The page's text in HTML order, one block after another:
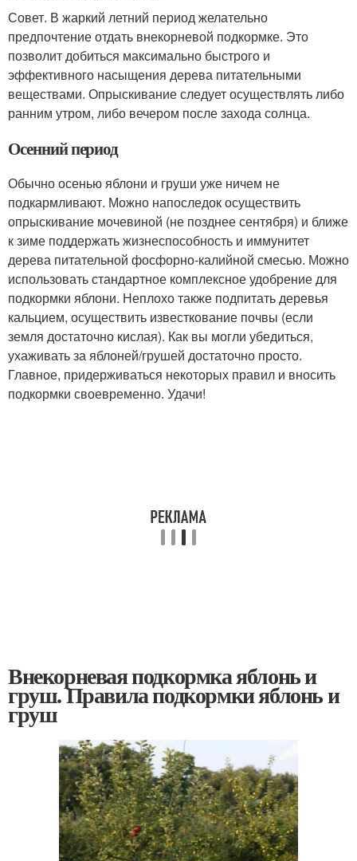
Совет. В жаркий летний период желательно
предпочтение отдать внекорневой подкормке. Это
позволит добиться максимально быстрого и
эффективного насыщения дерева питательными
веществами. Опрыскивание следует осуществлять либо
ранним утром, либо вечером после захода солнца.
Осенний период
Обычно осенью яблони и груши уже ничем не
подкармливают. Можно напоследок осуществить
опрыскивание мочевиной (не позднее сентября) и ближе
к зиме поддержать жизнеспособность и иммунитет
дерева питательной фосфорно-калийной смесью. Можно
использовать стандартное комплексное удобрение для
подкормки яблони. Неплохо также подпитать деревья
кальцием, осуществить известкование почвы (если
земля достаточно кислая). Как вы могли убедиться,
ухаживать за яблоней/грушей достаточно просто.
Главное, придерживаться некоторых правил и вносить
подкормки своевременно. Удачи!
Внекорневая подкормка яблонь и
груш. Правила подкормки яблонь и
груш